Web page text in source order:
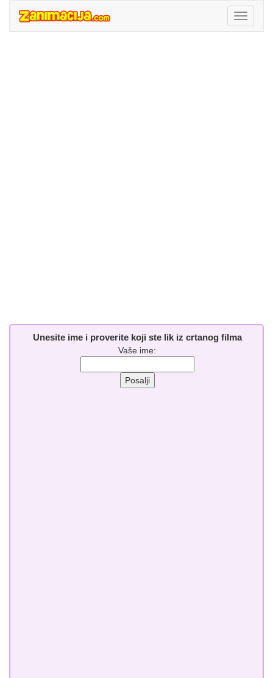
Unesite ime i proverite koji ste lik iz crtanog filma
Vaše ime: